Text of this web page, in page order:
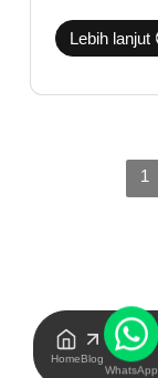
Teknisi
Kami
Lebih lanjut
1
HomeBlog WhatsApp